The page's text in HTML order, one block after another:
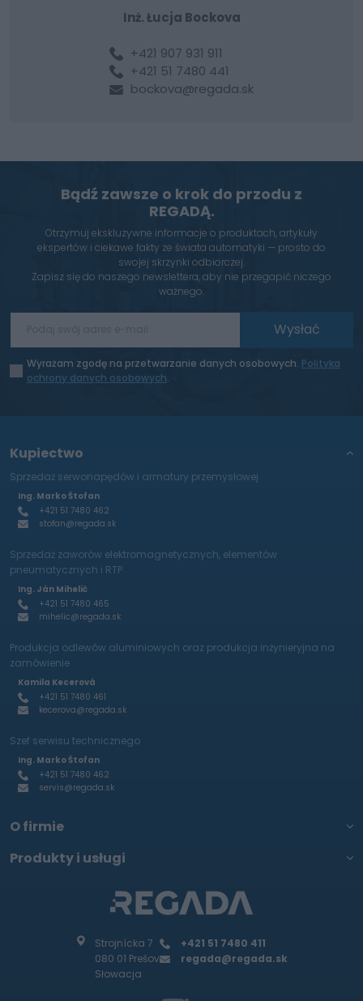
Inż. Łucja Bockova
+421 907 931 911
+421 51 7480 441
bockova@regada.sk
Bądź zawsze o krok do przodu z
REGADĄ.
Otrzymuj ekskluzywne informacje o produktach, artykuły
ekspertów i ciekawe fakty ze świata automatyki — prosto do
swojej skrzynki odbiorczej.
Zapisz się do naszego newslettera, aby nie przegapić niczego
ważnego.
Wysłać
Wyrażam zgodę na przetwarzanie danych osobowych. Polityka
ochrony danych osobowych.
Strojnícka 7
080 01 Prešov
Słowacja
+421 51 7480 411
regada@regada.sk
Kupiectwo
Sprzedaż serwonapędów i armatury przemysłowej
Ing. Marko Štofan
+421 51 7480 462
stofan@regada.sk
Sprzedaż zaworów elektromagnetycznych, elementów
pneumatycznych i RTP
Ing. Ján Mihelič
+421 51 7480 465
mihelic@regada.sk
Produkcja odlewów aluminiowych oraz produkcja inżynieryjna na
zamówienie
Kamila Kecerová
+421 51 7480 461
kecerova@regada.sk
Szef serwisu technicznego
Ing. Marko Štofan
+421 51 7480 462
servis@regada.sk
O firmie
Produkty i usługi